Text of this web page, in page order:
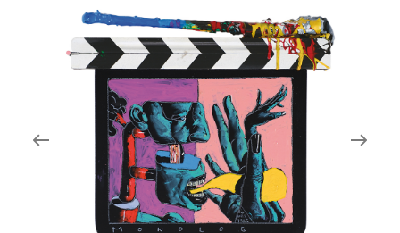
O projektu
Aktuální výstavy
Aukce filmových klapek
Aktuality
Zlín Film Festival